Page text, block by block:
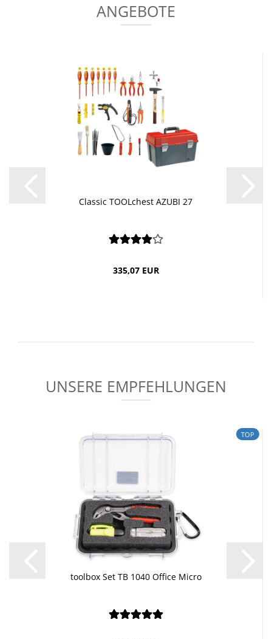
ANGEBOTE
Clas­sic TOOL­chest AZUBI 27
335,07 EUR
UNSERE EMPFEHLUNGEN
TOP
tool­box Set TB 1040 Of­fice Micro